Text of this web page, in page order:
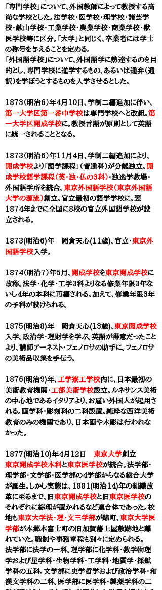
「専門学校」について、外国教師によって教授する高
尚な学校とした。法学校・医学校・理学校・諸芸学
校・鉱山学校・工業学校・農業学校・商業学校・獣
医学校等に区分。「大学」と同じく、卒業者には学士
の称号を与えることを定める。
「外国語学校」について、外国語学に熟達するのを目
的とし、専門学校に進学するもの、あるいは通弁（通
訳）を学ぼうとするものを入学させるとした。
1873（明治6）年4月10日、学制二編追加に伴い、
第一大学区第一番中学校は専門学校へと改組。 第
一大学区開成学校に。教授言語が原則として英語
に統一されることとなる。
1873（明治6）年11月4日、学制二編追加により、
開成学校より「語学課程」（普通科）が分離独立。 開
成学校語学課程（英・独・仏の3科） ・独逸学教場・
外国語学所を統合。 東京外国語学校（東京外国語
大学の源流）創立。官立最初の語学学校に。翌
1874年までに全国に8校の官立外国語学校が設
立される。
1873(明治6)年 岡倉天心(11歳)、官立・東京外
国語学校 入学。
1874（明治7）年5月、 開成学校を東京開成学校に
改称。法学・化学・工学3科よりなる修業年限3年な
いし4年の本科に再編される。加えて、修業年限3年
の予科が設けられる。
1875(明治8)年 岡倉天心(13歳)、 東京開成学校
入学。政治学・理財学を学ぶ。英語が得意だったこと
より、講師アーネスト・フェノロサの助手に。フェノロサ
の美術品収集を手伝う。​
1876(明治9)年、 工学寮工学校内に、日本最初の
美術教育機関・ 工部美術学校設立。ルネサンス美術
の中心地であるイタリアより、お雇い外国人が起用さ
れる。画学科・彫刻科の二科設置。純粋な西洋美術
教育のみの機関であり、日本画や木彫は行われな
かった。
1877(明治10)年4月12日 東京大学創立
東京開成学校本科と東京医学校が統合。法学部・
理学部・文学部・医学部の4学部からなる総合大学
が誕生。しかし実態は、1881(明治14)年の組織改
革に至るまで、旧東京開成学校と旧東京医学校の
それぞれに綜理が置かれるなど連合体であった。校
地も東京大学法・理・文三学部が錦町、 東京大学医
学部が本郷本富士町の旧加賀藩上屋敷跡地と離
れていた。職制や事務章程も別々に定められる。
法学部に法学の一科。理学部に化学科・数学物理
学および星学科・生物学科・工学科・地質学・採鉱
学科の五科。文学部に史学哲学および政治学科・和
漢文学科の二科。医学部に医学科・製薬学科の二